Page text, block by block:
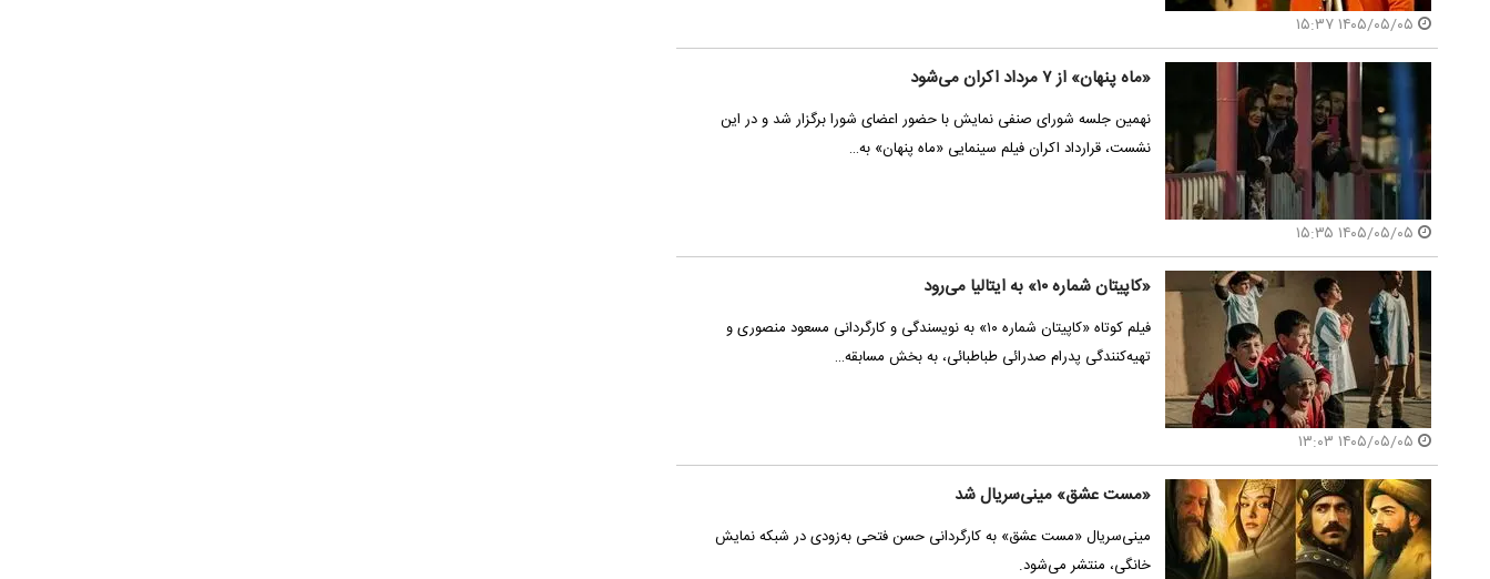
«ماه پنهان» از ۷ مرداد اکران می‌شود
نهمین جلسه شورای صنفی نمایش با حضور اعضای شورا برگزار شد و در این
نشست، قرارداد اکران فیلم سینمایی «ماه پنهان» به…
«کاپیتان شماره ۱۰» به ایتالیا می‌رود
فیلم کوتاه «کاپیتان شماره ۱۰» به نویسندگی و کارگردانی مسعود منصوری و
تهیه‌کنندگی پدرام صدرائی طباطبائی، به بخش مسابقه…
«مست عشق» مینی‌سریال شد
مینی‌سریال «مست عشق» به کارگردانی حسن فتحی به‌زودی در شبکه نمایش
خانگی، منتشر می‌شود.